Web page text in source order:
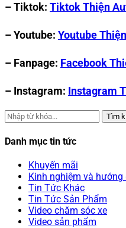
– Tiktok: Tiktok Thiện
– Youtube: Youtube
– Fanpage: Facebook
– Instagram: Instagram
Tìm
Danh mục tin tức
Khuyến mãi
Kinh nghiệm và hướng
Tin Tức Khác
Tin Tức Sản Phẩm
Video chăm sóc xe
Video sản phẩm